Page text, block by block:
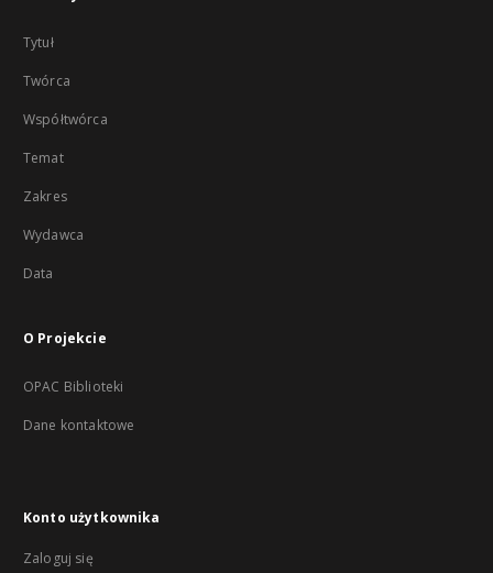
Tytuł
Twórca
Współtwórca
Temat
Zakres
Wydawca
Data
O Projekcie
OPAC Biblioteki
Dane kontaktowe
Konto użytkownika
Zaloguj się